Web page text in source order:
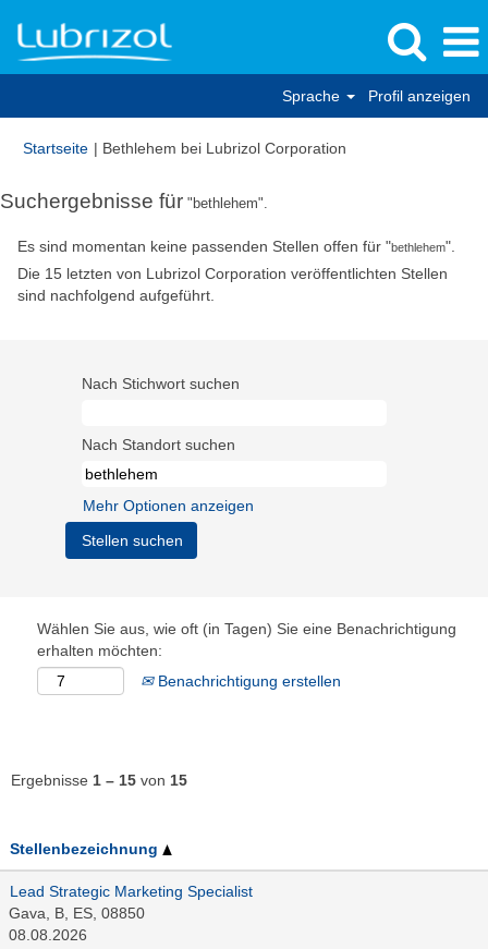
Sprache Profil anzeigen
Startseite | Bethlehem bei Lubrizol Corporation
Suchergebnisse für "bethlehem".
Es sind momentan keine passenden Stellen offen für "bethlehem".
Die 15 letzten von Lubrizol Corporation veröffentlichten Stellen
sind nachfolgend aufgeführt.
Nach Stichwort suchen
Nach Standort suchen
Mehr Optionen anzeigen
Wählen Sie aus, wie oft (in Tagen) Sie eine Benachrichtigung
erhalten möchten:
Benachrichtigung erstellen
Ergebnisse 1 – 15 von 15
Stellenbezeichnung
Lead Strategic Marketing Specialist
Gava, B, ES, 08850
08.08.2026